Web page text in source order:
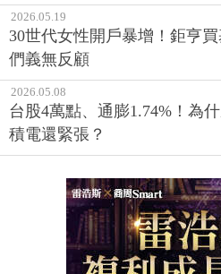
2026.05.19
30世代女性開戶暴增！鉅亨
們義無反顧
2026.05.08
台股4萬點、通膨1.74%！為
積電還緊張？